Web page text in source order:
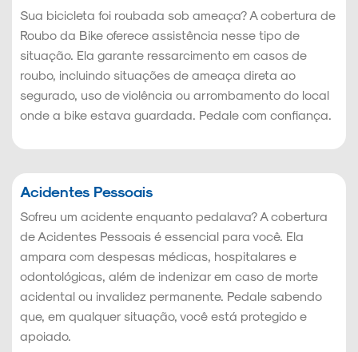
Sua bicicleta foi roubada sob ameaça? A cobertura de
Roubo da Bike oferece assistência nesse tipo de
situação. Ela garante ressarcimento em casos de
roubo, incluindo situações de ameaça direta ao
segurado, uso de violência ou arrombamento do local
onde a bike estava guardada. Pedale com confiança.
Acidentes Pessoais
Sofreu um acidente enquanto pedalava? A cobertura
de Acidentes Pessoais é essencial para você. Ela
ampara com despesas médicas, hospitalares e
odontológicas, além de indenizar em caso de morte
acidental ou invalidez permanente. Pedale sabendo
que, em qualquer situação, você está protegido e
apoiado.